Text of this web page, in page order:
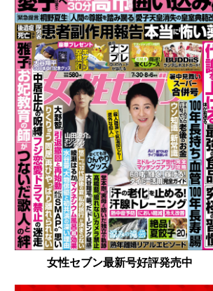
女性セブン最新号好評発売中